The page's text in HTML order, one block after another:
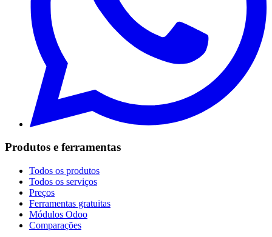
Produtos e ferramentas
Todos os produtos
Todos os serviços
Preços
Ferramentas gratuitas
Módulos Odoo
Comparações